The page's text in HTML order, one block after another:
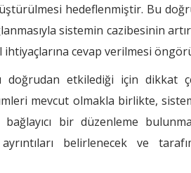
hedeflenmiştir. Bu
sistemin cazibesinin
ihtiyaçlarına cevap verilmesi
etkilediği için dikkat
mevcut olmakla birlikte,
bir düzenleme
belirlenecek ve